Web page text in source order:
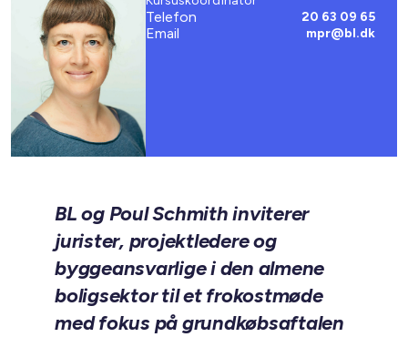
BL og Poul Schmith inviterer
jurister, projektledere og
byggeansvarlige i den almene
boligsektor til et frokostmøde
med fokus på grundkøbsaftalen
Telefon 20 63 09 65
Email mpr@bl.dk